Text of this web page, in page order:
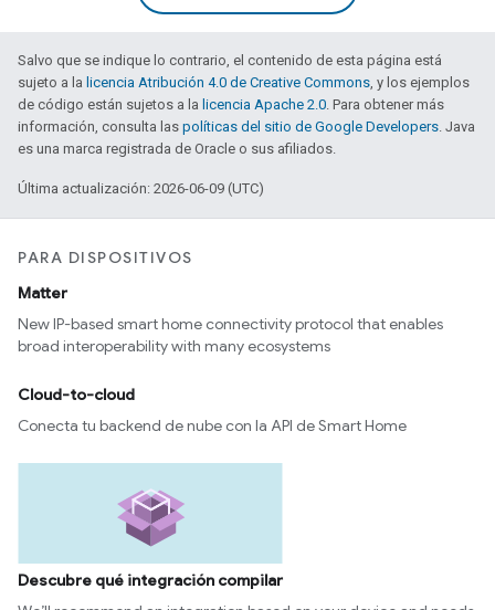
Salvo que se indique lo contrario, el contenido de esta página está
sujeto a la licencia Atribución 4.0 de Creative Commons, y los ejemplos
de código están sujetos a la licencia Apache 2.0. Para obtener más
información, consulta las políticas del sitio de Google Developers. Java
es una marca registrada de Oracle o sus afiliados.
Última actualización: 2026-06-09 (UTC)
PARA DISPOSITIVOS
Matter
New IP-based smart home connectivity protocol that enables
broad interoperability with many ecosystems
Cloud-to-cloud
Conecta tu backend de nube con la API de Smart Home
Descubre qué integración compilar